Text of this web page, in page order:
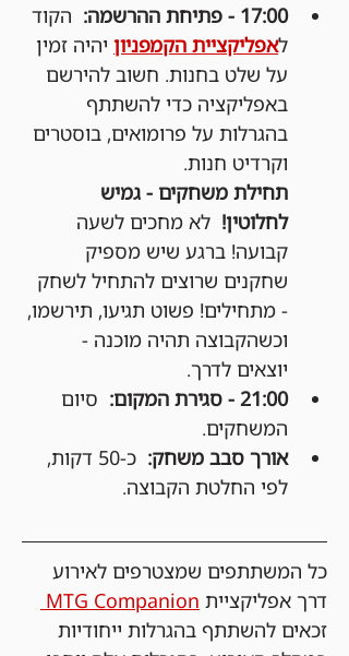
17:00 - פתיחת ההרשמה:
הקוד
לאפליקציית הקמפניון יהיה זמין
על שלט בחנות. חשוב להירשם
באפליקציה כדי להשתתף
בהגרלות על פרומואים, בוסטרים
וקרדיט חנות.
תחילת משחקים - גמיש
לחלוטין! לא מחכים לשעה
קבועה! ברגע שיש מספיק
שחקנים שרוצים להתחיל לשחק
- מתחילים! פשוט תגיעו, תירשמו,
וכשהקבוצה תהיה מוכנה -
יוצאים לדרך.
21:00 - סגירת המקום:
סיום
המשחקים.
אורך סבב משחק:
כ-50 דקות,
לפי החלטת הקבוצה.
כל המשתתפים שמצטרפים לאירוע
דרך אפליקציית MTG Companion
זכאים להשתתף בהגרלות ייחודיות